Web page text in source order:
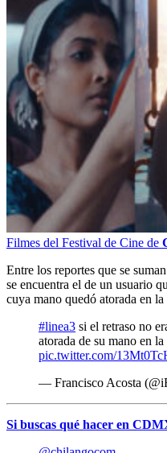
Filmes del Festival de Cine de
Entre los reportes que se
se encuentra el de un usuario
cuya mano quedó atorada en
#linea3 si el retraso no
atorada de su mano en
pic.twitter.com/
— Francisco Acosta
Si buscas qué hacer en